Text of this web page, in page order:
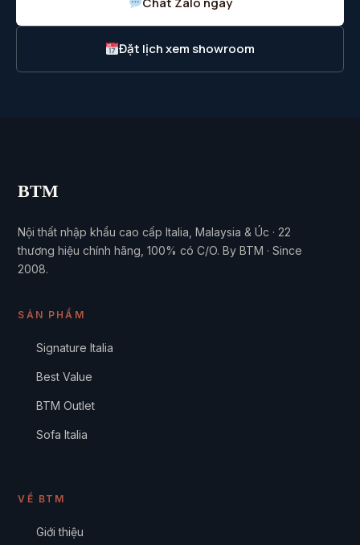
Đặt lịch xem showroom
BTM
Nội thất nhập khẩu cao cấp Italia, Malaysia & Úc · 22
thương hiệu chính hãng, 100% có C/O. By BTM · Since
2008.
SẢN PHẨM
Signature Italia
Best Value
BTM Outlet
Sofa Italia
VỀ BTM
Giới thiệu